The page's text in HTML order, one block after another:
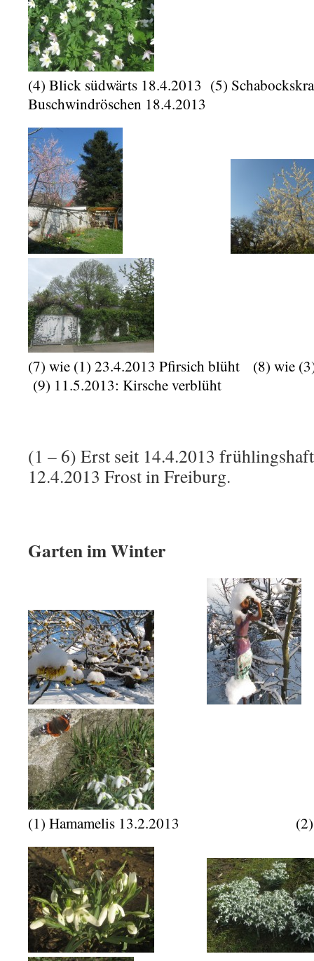
(4) Blick südwärts 18.4.2013 (5)
Buschwindröschen 18.4.2013
(7) wie (1) 23.4.2013 Pfirsich blüht (8) wie
(9) 11.5.2013: Kirsche verblüht
(1 – 6) Erst seit 14.4.2013
12.4.2013 Frost in Freiburg.
Garten im Winter
(1) Hamamelis 13.2.2013 (2)